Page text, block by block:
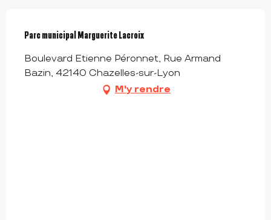
Parc municipal Marguerite Lacroix
Boulevard Etienne Péronnet, Rue Armand
Bazin, 42140 Chazelles-sur-Lyon
M'y rendre